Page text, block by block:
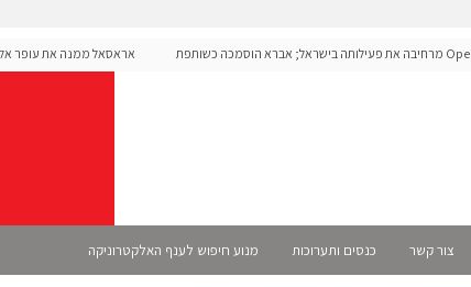
OpenAI מרחיבה את פעילותה בישראל; אברא הוסמכה כשותפת
אראסאל ממנה את עופר
צור קשר כנסים ותערוכות מנוע חיפוש לענף האלקטרוניקה